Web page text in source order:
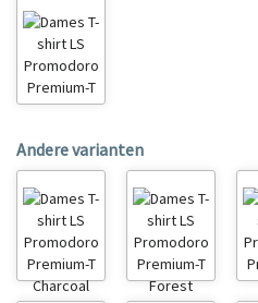
Andere varianten